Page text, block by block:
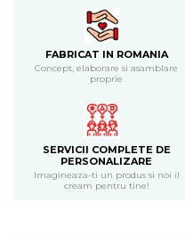
Cadouri pentru EL
Cadouri pentru iubit
Cadouri pentru iubita
Cadouri pentru mama
Cadouri pentru cea mai buna
Cadouri pentru bunici
Cadouri personalizate pentru
FABRICAT IN ROMANIA
Concept, elaborare si asamblare
proprie
SERVICII COMPLETE DE
PERSONALIZARE
Imagineaza-ti un produs si noi il
cream pentru tine!